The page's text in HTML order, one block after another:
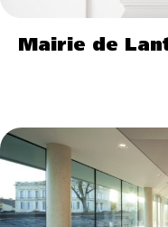
Mairie de